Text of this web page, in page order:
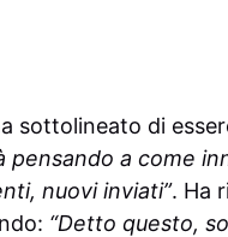
sottolineato di
pensando a come
nuovi inviati”. Ha
“Detto questo,